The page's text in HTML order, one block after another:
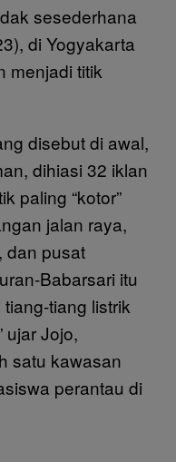
sesederhana
di Yogyakarta
menjadi titik
disebut di awal,
dihiasi 32 iklan
paling “kotor”
jalan raya,
dan pusat
Babarsari itu
tiang listrik
ujar Jojo,
satu kawasan
perantau di